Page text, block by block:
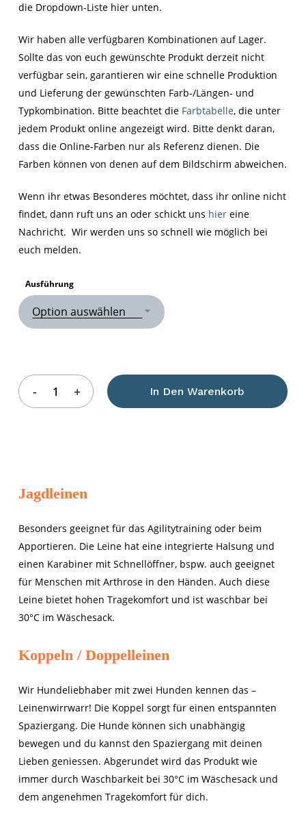
die Dropdown-Liste hier unten.
Wir haben alle verfügbaren Kombinationen auf Lager.
Sollte das von euch gewünschte Produkt derzeit nicht
verfügbar sein, garantieren wir eine schnelle Produktion
und Lieferung der gewünschten Farb-/Längen- und
Typkombination. Bitte beachtet die Farbtabelle, die unter
jedem Produkt online angezeigt wird. Bitte denkt daran,
dass die Online-Farben nur als Referenz dienen. Die
Farben können von denen auf dem Bildschirm abweichen.
Wenn ihr etwas Besonderes möchtet, dass ihr online nicht
findet, dann ruft uns an oder schickt uns hiereine
Nachricht. Wir werden uns so schnell wie möglich bei
euch melden.
Ausführung
Option auswählen
In Den Warenkorb
Jagdleinen
Besonders geeignet für das Agilitytraining oder beim
Apportieren. Die Leine hat eine integrierte Halsung und
einen Karabiner mit Schnellöffner, bspw. auch geeignet
für Menschen mit Arthrose in den Händen. Auch diese
Leine bietet hohen Tragekomfort und ist waschbar bei
30°C im Wäschesack.
Koppeln / Doppelleinen
Wir Hundeliebhaber mit zwei Hunden kennen das –
Leinenwirrwarr! Die Koppel sorgt für einen entspannten
Spaziergang. Die Hunde können sich unabhängig
bewegen und du kannst den Spaziergang mit deinen
Lieben geniessen. Abgerundet wird das Produkt wie
immer durch Waschbarkeit bei 30°C im Wäschesack und
dem angenehmen Tragekomfort für dich.